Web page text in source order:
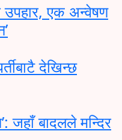
एक अन्वेषण
देखिन्छ
जहाँ बादलले मन्दिर